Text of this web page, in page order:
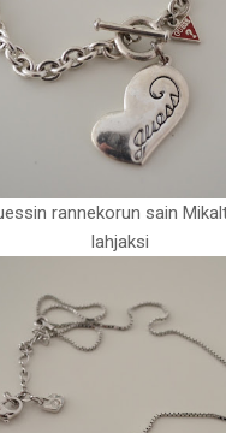
rannekorun sain
lahjaksi